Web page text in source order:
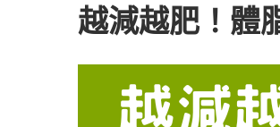
越減越肥！體